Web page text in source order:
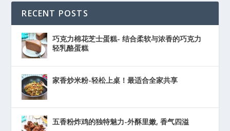
RECENT POSTS
巧克力棉花芝士蛋糕- 结合柔软与浓香的巧克力
轻乳酪蛋糕
家香炒米粉-轻松上桌！最适合全家共享
五香粉炸鸡的独特魅力-外酥里嫩, 香气四溢